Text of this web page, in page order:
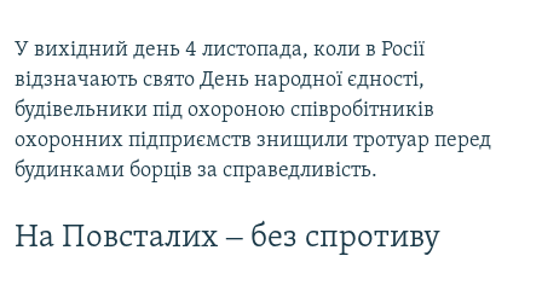
У вихідний день 4 листопада, коли в Росії
відзначають свято День народної єдності,
будівельники під охороною співробітників
охоронних підприємств знищили тротуар перед
будинками борців за справедливість.
На Повсталих ‒ без спротиву